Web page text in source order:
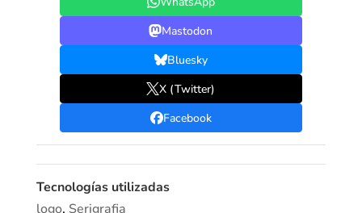
Mastodon
Bluesky
X (Twitter)
Facebook
Tecnologías utilizadas
logo, Serigrafia